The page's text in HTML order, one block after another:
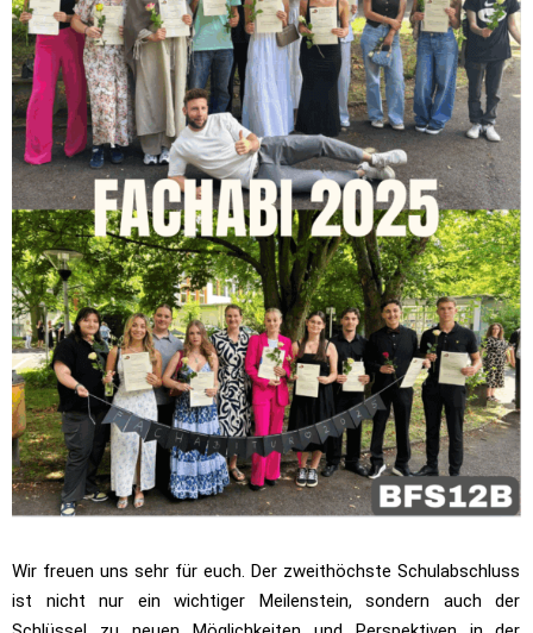
Wir freuen uns sehr für euch. Der zweithöchste Schulabschluss
ist nicht nur ein wichtiger Meilenstein, sondern auch der